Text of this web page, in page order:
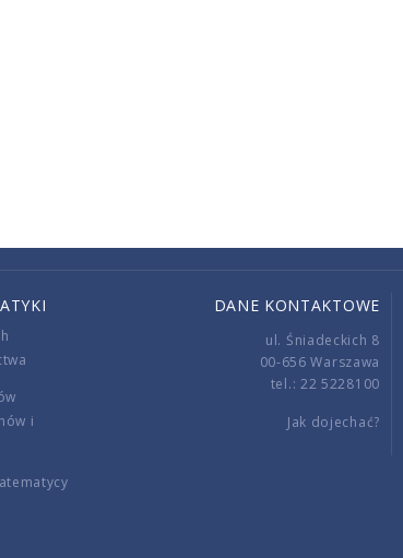
i
DANE KONTAKTOWE
ul. Śniadeckich 8
00-656 Warszawa
tel.: 22 5228100
Jak dojechać?